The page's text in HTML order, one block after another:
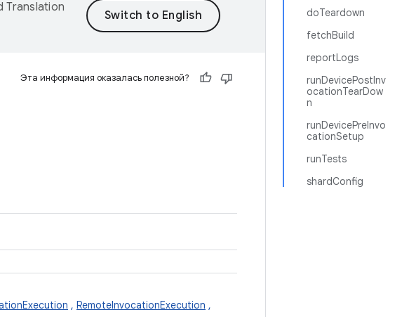
doTeardown
fetchBuild
reportLogs
runDevicePostInv
ocationTearDow
n
runDevicePreInvo
cationSetup
runTests
shardConfig
Translation
Эта информация оказалась полезной?
, RemoteInvocationExecution ,